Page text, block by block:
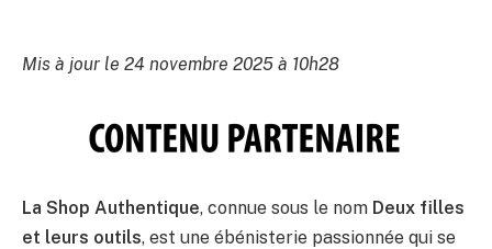
Mis à jour le 24 novembre 2025 à 10h28
La Shop Authentique, connue sous le nom Deux filles
et leurs outils, est une ébénisterie passionnée qui se